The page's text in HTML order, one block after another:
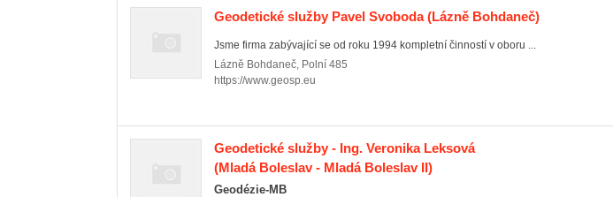
Geodetické služby Pavel Svoboda(Lázně Bohdaneč)
Jsme firma zabývající se od roku 1994 kompletní činností v oboru ...
Lázně Bohdaneč, Polní 485
https://www.geosp.eu
Geodetické služby - Ing. Veronika Leksová
(Mladá Boleslav - Mladá Boleslav II)
Geodézie-MB